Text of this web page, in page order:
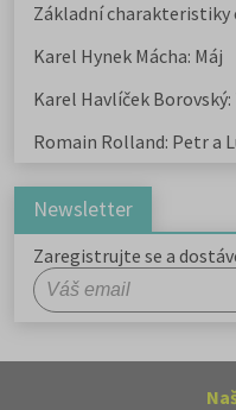
Základní charakteristiky
Karel Hynek Mácha: Máj
Karel Havlíček
Romain Rolland: Petr a
Newsletter
Zaregistrujte se a